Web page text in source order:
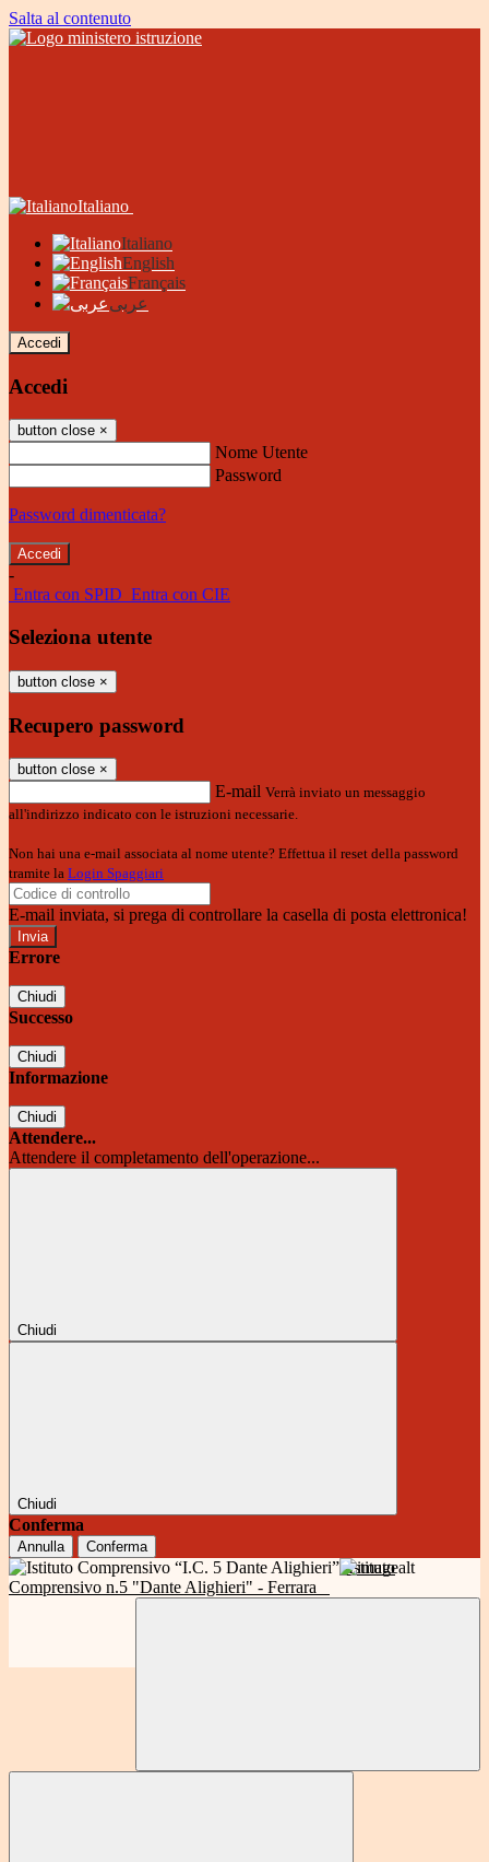
Salta al contenuto
Italiano
Italiano
English
Français
عربى
Accedi
Accedi
button close ×
Nome Utente
Password
Password dimenticata?
-
Entra con SPID Entra con CIE
Seleziona utente
button close ×
Recupero password
button close ×
E-mail Verrà inviato un messaggio
all'indirizzo indicato con le istruzioni necessarie.
Non hai una e-mail associata al nome utente? Effettua il reset della password
tramite la Login Spaggiari
E-mail inviata, si prega di controllare la casella di posta elettronica!
Errore
Chiudi
Successo
Chiudi
Informazione
Chiudi
Attendere...
Attendere il completamento dell'operazione...
Chiudi
Chiudi
Conferma
Annulla Conferma
Istituto
Comprensivo n.5 "Dante Alighieri" - Ferrara